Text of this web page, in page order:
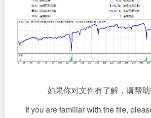
如果你对文件有了解，请帮助
If you are familiar with the file,